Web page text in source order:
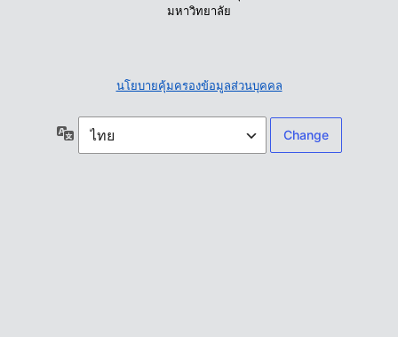
มหาวิทยาลัย
นโยบายคุ้มครองข้อมูลส่วนบุคคล
ภาษา